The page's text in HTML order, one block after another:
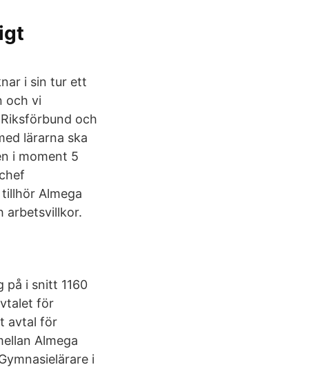
i sin tur ett
och vi
och
lärarna ska
i moment 5
Almega
arbetsvillkor.
på i snitt 1160
för
avtal för
Almega
i